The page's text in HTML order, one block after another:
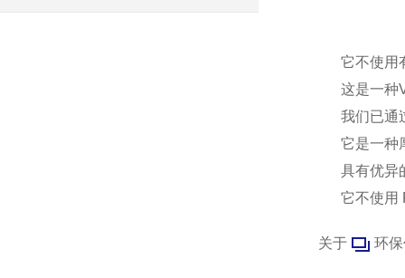
它不使用
这是一种
我们已通
它是一种
具有优异
它不使用
关于 环